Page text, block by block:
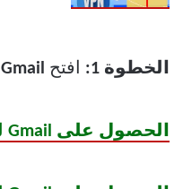
الخطوة 1: افتح Gmail
الحصول على Gmail للـ iPhone